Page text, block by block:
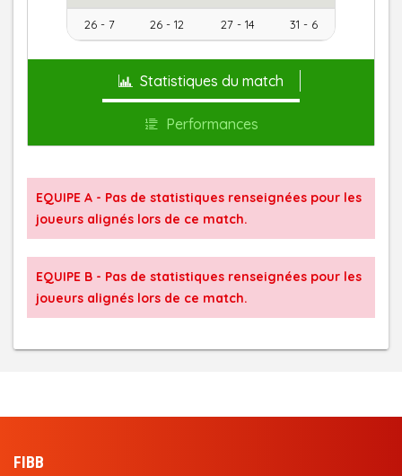
26 - 7 26 - 12 27 - 14 31 - 6
Statistiques du match
Performances
EQUIPE A - Pas de statistiques renseignées pour les
joueurs alignés lors de ce match.
EQUIPE B - Pas de statistiques renseignées pour les
joueurs alignés lors de ce match.
FIBB